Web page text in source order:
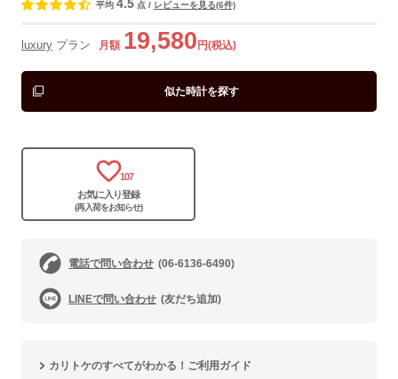
平均 4.5 点 / レビューを見る(6件)
luxury プラン 月額 19,580 円(税込)
似た時計を探す
107
お気に入り登録
(再入荷をお知らせ)
電話で問い合わせ (06-6136-6490)
LINEで問い合わせ (友だち追加)
カリトケのすべてがわかる！ご利用ガイド